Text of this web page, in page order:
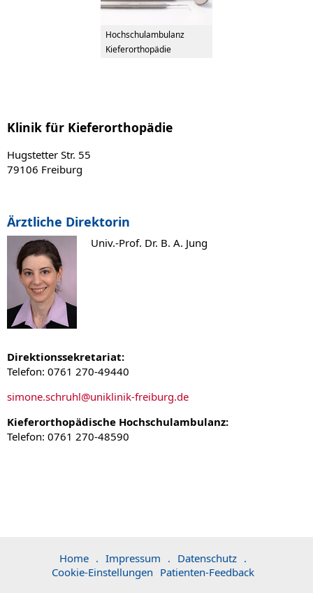
Hochschulambulanz
Kieferorthopädie
Klinik für Kieferorthopädie
Hugstetter Str. 55
79106 Freiburg
Ärztliche Direktorin
Univ.-Prof. Dr. B. A. Jung
Direktionssekretariat:
Telefon: 0761 270-49440
simone.schruhl@uniklinik-freiburg.de
Kieferorthopädische Hochschulambulanz:
Telefon: 0761 270-48590
Home . Impressum . Datenschutz .
Cookie-Einstellungen Patienten-Feedback